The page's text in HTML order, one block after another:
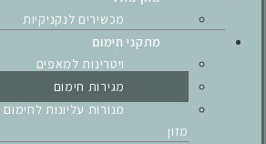
מכשירים לנקניקיות
מתקני חימום
ויטרינות למאפים
מגירות חימום
מנורות עליונות
מזון